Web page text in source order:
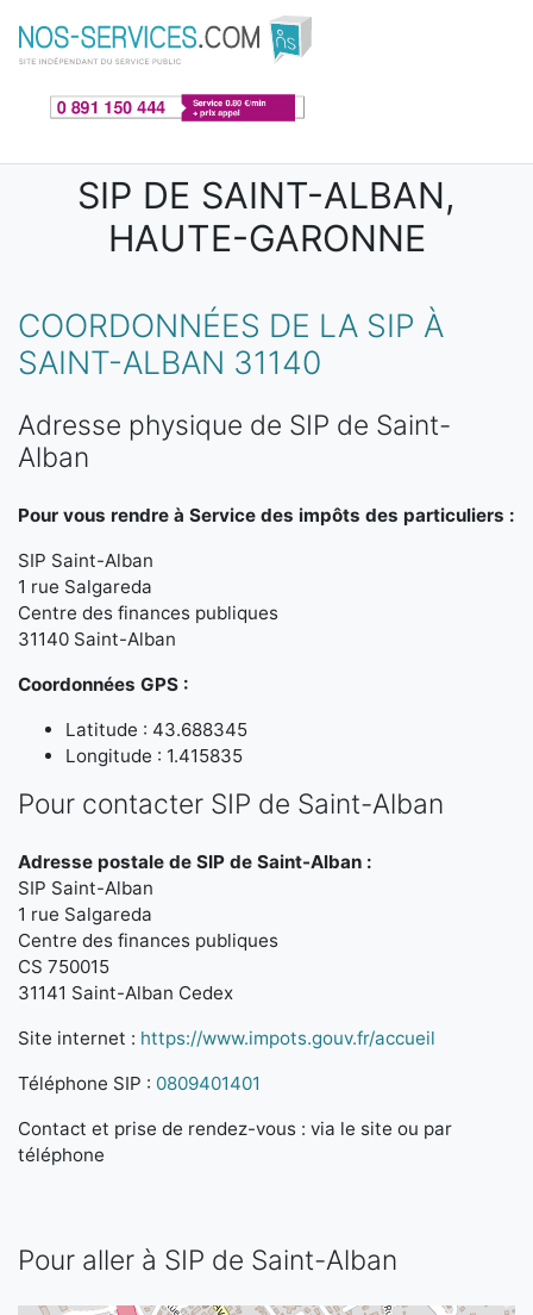
Aller au contenu principal
SIP DE SAINT-ALBAN,
HAUTE-GARONNE
COORDONNÉES DE LA SIP À
SAINT-ALBAN 31140
Adresse physique de SIP de Saint-
Alban
Pour vous rendre à Service des impôts des particuliers :
SIP Saint-Alban
1 rue Salgareda
Centre des finances publiques
31140 Saint-Alban
Coordonnées GPS :
Latitude : 43.688345
Longitude : 1.415835
Pour contacter SIP de Saint-Alban
Adresse postale de SIP de Saint-Alban :
SIP Saint-Alban
1 rue Salgareda
Centre des finances publiques
CS 750015
31141 Saint-Alban Cedex
Site internet : https://www.impots.gouv.fr/accueil
Téléphone SIP : 0809401401
Contact et prise de rendez-vous : via le site ou par
téléphone
Pour aller à SIP de Saint-Alban